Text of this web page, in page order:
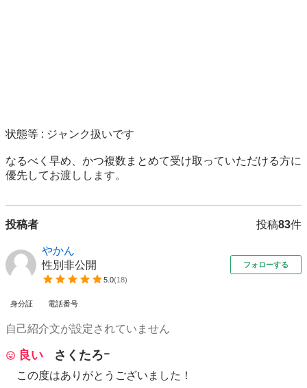
状態等 : ジャンク扱いです
なるべく早め、かつ複数まとめて受け取っていただける方に
優先してお渡しします。
投稿者 投稿83件
やかん
性別非公開
5.0(18)
フォローする
身分証 電話番号
自己紹介文が設定されていません
良い さくたろｰ
この度はありがとうございました！